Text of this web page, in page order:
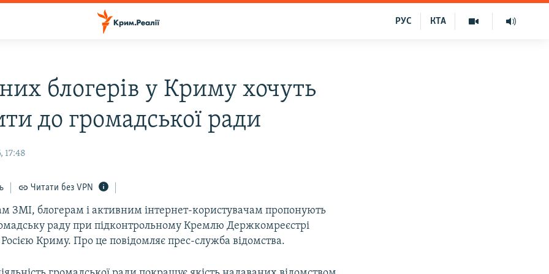
КТА
РУС
блогерів у Криму хочуть
до громадської ради
17:48
Читати без VPN
ЗМІ, блогерам і активним інтернет-користувачам пропонують
раду при підконтрольному Кремлю Держкомреєстрі
Криму. Про це повідомляє прес-служба відомства.